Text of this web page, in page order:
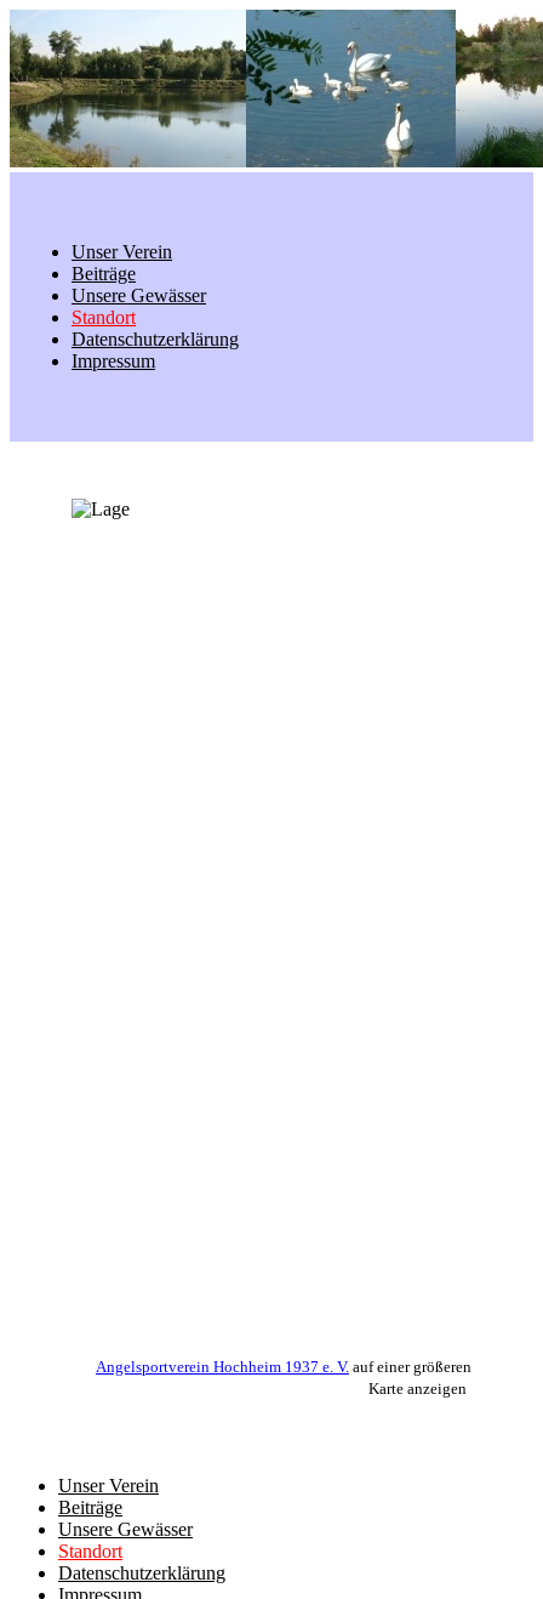
Unser Verein
Beiträge
Unsere Gewässer
Standort
Datenschutzerklärung
Impressum
Angelsportverein Hochheim 1937 e. V. auf einer größeren
Karte anzeigen
Unser Verein
Beiträge
Unsere Gewässer
Standort
Datenschutzerklärung
Impressum